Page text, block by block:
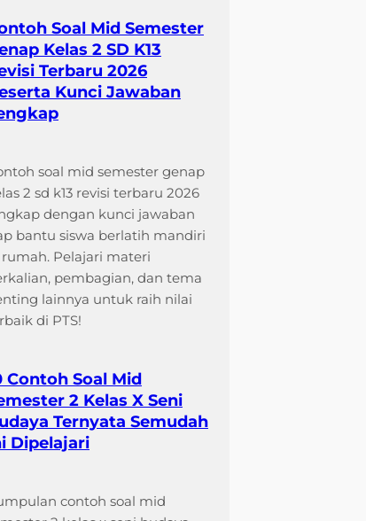
Soal Mid Semester
Kelas 2 SD K13
Terbaru 2026
Kunci Jawaban
soal mid semester genap
2 sd k13 revisi terbaru 2026
dengan kunci jawaban
bantu siswa berlatih mandiri
Pelajari materi
pembagian, dan tema
lainnya untuk raih nilai
di PTS!
Contoh Soal Mid
2 Kelas X Seni
Ternyata Semudah
Dipelajari
contoh soal mid